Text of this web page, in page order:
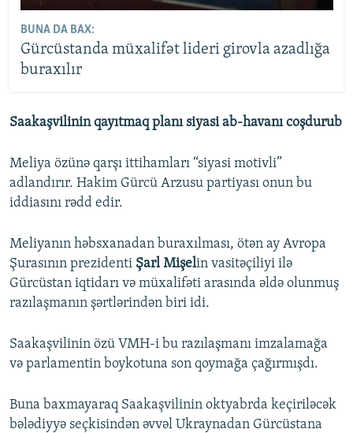
BUNA DA BAX:
Gürcüstanda müxalifət lideri girovla azadlığa
buraxılır
Saakaşvilinin qayıtmaq planı siyasi ab-havanı coşdurub
Meliya özünə qarşı ittihamları “siyasi motivli”
adlandırır. Hakim Gürcü Arzusu partiyası onun bu
iddiasını rədd edir.
Meliyanın həbsxanadan buraxılması, ötən ay Avropa
Şurasının prezidenti Şarl Mişelin vasitəçiliyi ilə
Gürcüstan iqtidarı və müxalifəti arasında əldə olunmuş
razılaşmanın şərtlərindən biri idi.
Saakaşvilinin özü VMH-i bu razılaşmanı imzalamağa
və parlamentin boykotuna son qoymağa çağırmışdı.
Buna baxmayaraq Saakaşvilinin oktyabrda keçiriləcək
bələdiyyə seçkisindən əvvəl Ukraynadan Gürcüstana